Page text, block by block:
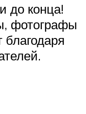
до конца!
фотографы